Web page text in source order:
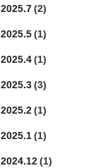
2025.7(2)
2025.5(1)
2025.4(1)
2025.3(3)
2025.2(1)
2025.1(1)
2024.12(1)